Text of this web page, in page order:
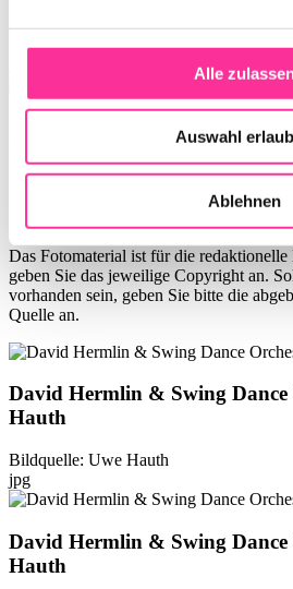
Alle
Auswahl
Ablehnen
Pressematerial
Moonlight Serenade
Nachfolgend finden Sie
Das Fotomaterial ist für die
geben Sie das jeweilige Copyright an.
vorhanden sein, geben Sie bitte die
Quelle an.
David Hermlin & Swing
Hauth
Bildquelle: Uwe Hauth
jpg
David Hermlin & Swing
Hauth